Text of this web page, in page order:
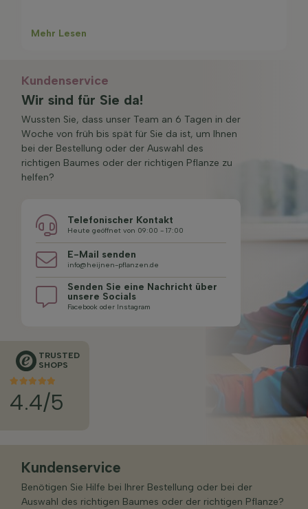
Mehr Lesen
Kundenservice
Wir sind für Sie da!
Wussten Sie, dass unser Team an 6 Tagen in der
Woche von früh bis spät für Sie da ist, um Ihnen
bei der Bestellung oder der Auswahl des
richtigen Baumes oder der richtigen Pflanze zu
helfen?
Telefonischer Kontakt
Heute geöffnet von 09:00 - 17:00
E-Mail senden
info@heijnen-pflanzen.de
Senden Sie eine Nachricht über
unsere Socials
Facebook oder Instagram
TRUSTED
SHOPS
4.4/5
Kundenservice
Benötigen Sie Hilfe bei Ihrer Bestellung oder bei der
Auswahl des richtigen Baumes oder der richtigen Pflanze?